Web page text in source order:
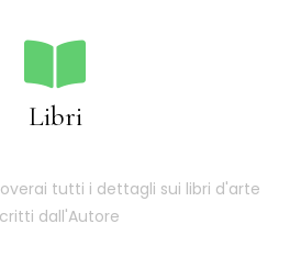
Libri
tutti i dettagli sui libri d'arte
dall'Autore